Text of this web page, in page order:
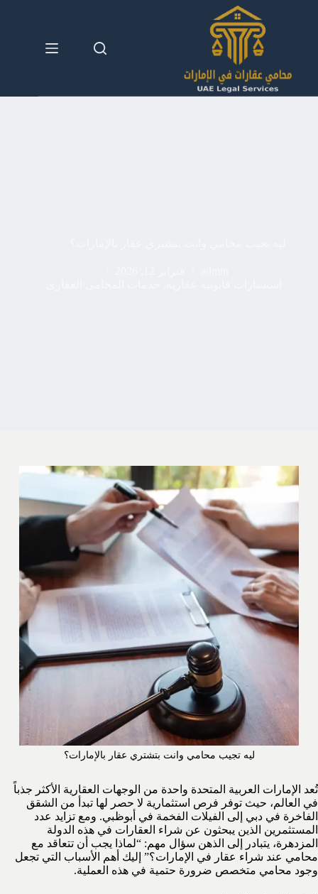
ليه تجيب محامي وانت بتشتري عقار بالإمارات؟
تُعد الإمارات العربية المتحدة واحدة من الوجهات العقارية الأكثر جذباً
في العالم، حيث توفر فرص استثمارية لا حصر لها تبدأ من الشقق
الفاخرة في دبي إلى الفيلات الفخمة في أبوظبي. ومع تزايد عدد
المستثمرين الذين يبحثون عن شراء العقارات في هذه الدولة
المزدهرة، يتبادر إلى الذهن سؤال مهم: “لماذا يجب أن تتعاقد مع
محامي عند شراء عقار في الإمارات؟” إليك أهم الأسباب التي تجعل
وجود محامي متخصص ضرورة حتمية في هذه العملية.